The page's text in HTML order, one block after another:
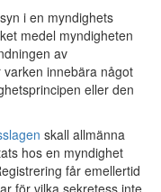
i en myndighets
medel myndigheten
av
innebära något
eller den
skall allmänna
hos en myndighet
får emellertid
för vilka sekretess inte